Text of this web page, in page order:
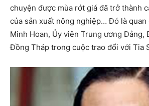
chuyện được mùa rớt giá đã trở thành
của sản xuất nông nghiệp… Đó là quan
Minh Hoan, Ủy viên Trung ương Đảng,
Đồng Tháp trong cuộc trao đổi với Tia